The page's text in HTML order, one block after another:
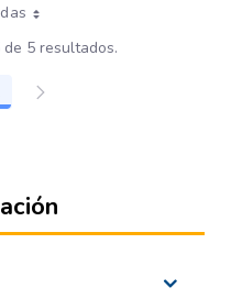
5 resultados.